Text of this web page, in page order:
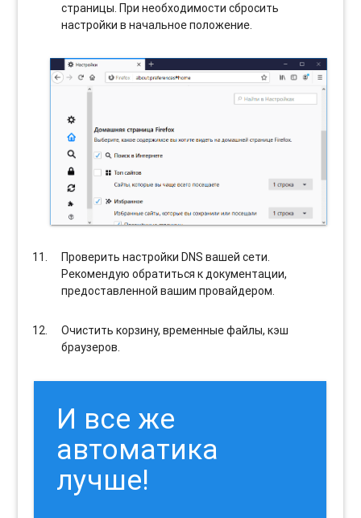
страницы. При необходимости сбросить
настройки в начальное положение.
Проверить настройки DNS вашей сети.
Рекомендую обратиться к документации,
предоставленной вашим провайдером.
Очистить корзину, временные файлы, кэш
браузеров.
И все же
автоматика
лучше!